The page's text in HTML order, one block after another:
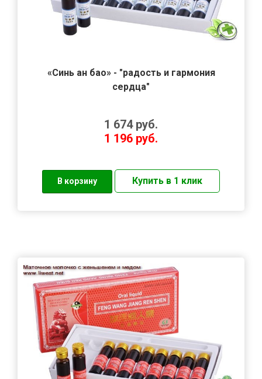
«Синь ан бао» - "радость и гармония
сердца"
1 674 руб.
1 196 руб.